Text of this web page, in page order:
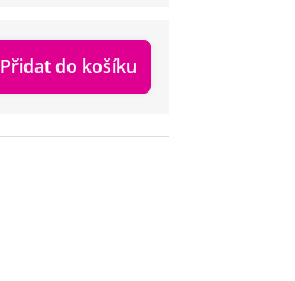
Přidat do košíku